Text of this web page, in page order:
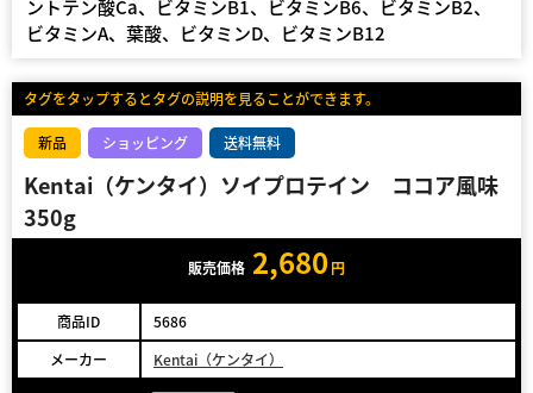
ントテン酸Ca、ビタミンB1、ビタミンB6、ビタミンB2、
ビタミンA、葉酸、ビタミンD、ビタミンB12
タグをタップするとタグの説明を見ることができます。
新品 ショッピング 送料無料
Kentai（ケンタイ）ソイプロテイン ココア風味
350g
販売価格 2,680 円
商品ID
5686
メーカー
Kentai（ケンタイ）